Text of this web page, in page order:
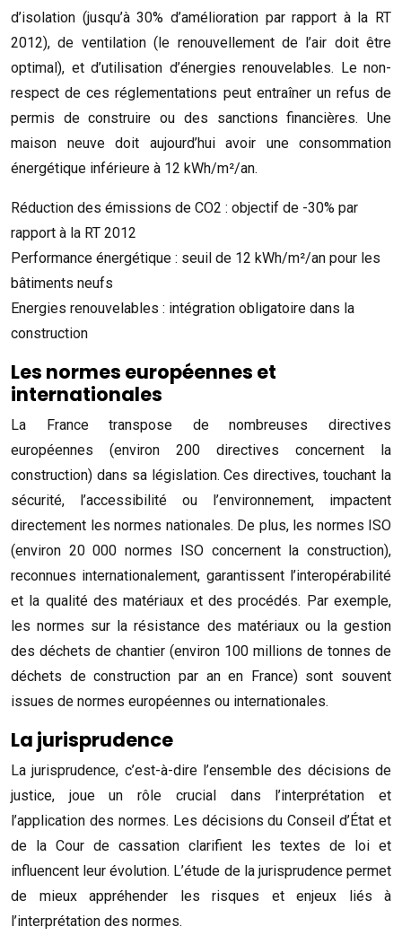
d’isolation (jusqu’à 30% d’amélioration par rapport à la RT
2012), de ventilation (le renouvellement de l’air doit être
optimal), et d’utilisation d’énergies renouvelables. Le non-
respect de ces réglementations peut entraîner un refus de
permis de construire ou des sanctions financières. Une
maison neuve doit aujourd’hui avoir une consommation
énergétique inférieure à 12 kWh/m²/an.
Réduction des émissions de CO2 : objectif de -30% par
rapport à la RT 2012
Performance énergétique : seuil de 12 kWh/m²/an pour les
bâtiments neufs
Energies renouvelables : intégration obligatoire dans la
construction
Les normes européennes et
internationales
La France transpose de nombreuses directives
européennes (environ 200 directives concernent la
construction) dans sa législation. Ces directives, touchant la
sécurité, l’accessibilité ou l’environnement, impactent
directement les normes nationales. De plus, les normes ISO
(environ 20 000 normes ISO concernent la construction),
reconnues internationalement, garantissent l’interopérabilité
et la qualité des matériaux et des procédés. Par exemple,
les normes sur la résistance des matériaux ou la gestion
des déchets de chantier (environ 100 millions de tonnes de
déchets de construction par an en France) sont souvent
issues de normes européennes ou internationales.
La jurisprudence
La jurisprudence, c’est-à-dire l’ensemble des décisions de
justice, joue un rôle crucial dans l’interprétation et
l’application des normes. Les décisions du Conseil d’État et
de la Cour de cassation clarifient les textes de loi et
influencent leur évolution. L’étude de la jurisprudence permet
de mieux appréhender les risques et enjeux liés à
l’interprétation des normes.